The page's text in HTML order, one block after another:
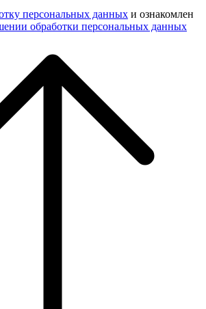
персональных данных и ознакомлен
обработки персональных данных